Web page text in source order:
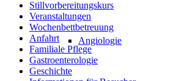
Angiologie
Stillvorbereitungskurs
Veranstaltungen
Wochenbettbetreuung
Anfahrt
Familiale Pflege
Gastroenterologie
Geschichte